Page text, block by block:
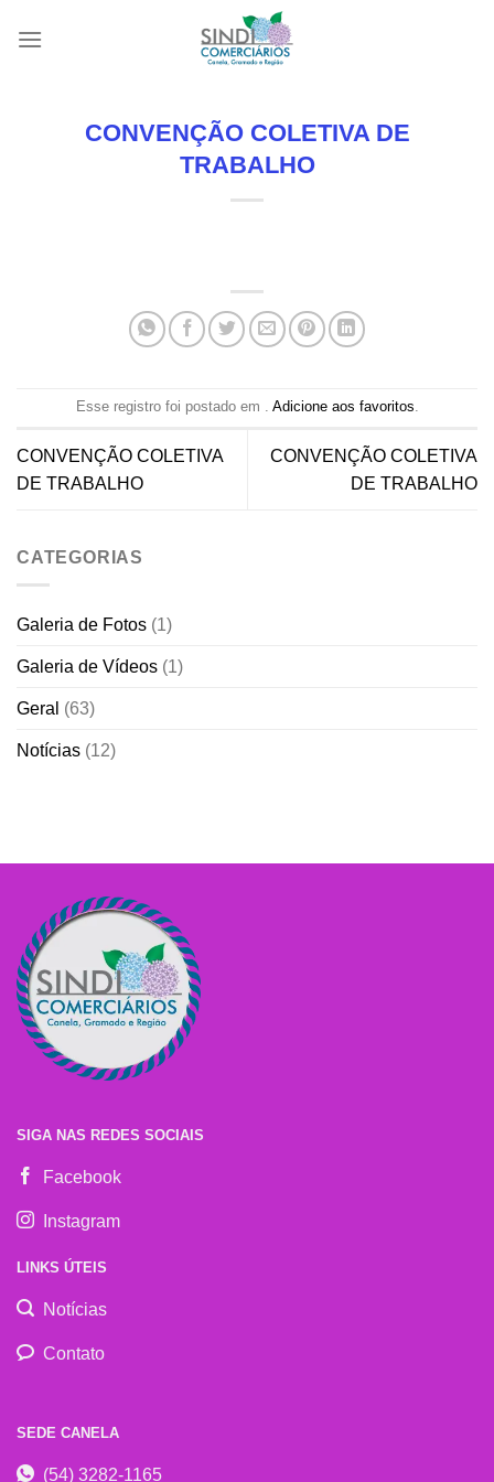
CONVENÇÃO COLETIVA DE
TRABALHO
Esse registro foi postado em . Adicione aos favoritos.
CONVENÇÃO COLETIVA
DE TRABALHO
CONVENÇÃO COLETIVA
DE TRABALHO
CATEGORIAS
Galeria de Fotos (1)
Galeria de Vídeos (1)
Geral (63)
Notícias (12)
SIGA NAS REDES SOCIAIS
Facebook
Instagram
LINKS ÚTEIS
Notícias
Contato
SEDE CANELA
(54) 3282-1165